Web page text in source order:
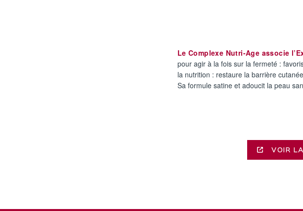
Le Complexe Nutri-Age associe
pour agir à la fois sur la fermeté :
la nutrition : restaure la barrière
Sa formule satine et adoucit la peau
VOIR